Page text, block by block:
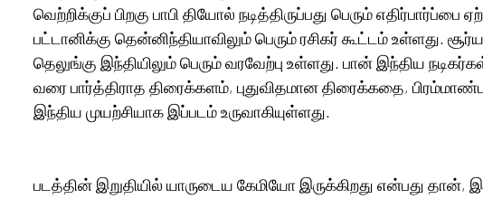
வெற்றிக்குப் பிறகு பாபி தியோல் நடித்திருப்பது பெரும் எதிர்பார்ப்பை
பட்டானிக்கு தென்னிந்தியாவிலும் பெரும் ரசிகர் கூட்டம் உள்ளது.
தெலுங்கு இந்தியிலும் பெரும் வரவேற்பு உள்ளது. பான் இந்திய
வரை பார்த்திராத திரைக்களம், புதுவிதமான திரைக்கதை,
இந்திய முயற்சியாக இப்படம் உருவாகியுள்ளது.
படத்தின் இறுதியில் யாருடைய கேமியோ இருக்கிறது என்பது தான்,